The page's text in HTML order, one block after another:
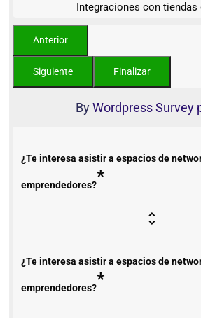
Integraciones con tiendas
ByWordpress Survey
¿Te interesa asistir a espacios de
emprendedores?*
¿Te interesa asistir a espacios de
emprendedores?*